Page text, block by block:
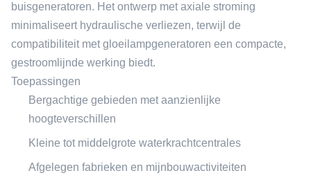
buisgeneratoren. Het ontwerp met axiale stroming
minimaliseert hydraulische verliezen, terwijl de
compatibiliteit met gloeilampgeneratoren een compacte,
gestroomlijnde werking biedt.
Toepassingen
Bergachtige gebieden met aanzienlijke
hoogteverschillen
Kleine tot middelgrote waterkrachtcentrales
Afgelegen fabrieken en mijnbouwactiviteiten